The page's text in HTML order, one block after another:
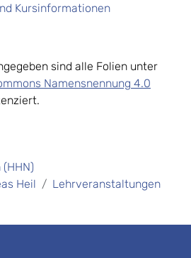
Kursinformationen
sind alle Folien unter
Namensnennung 4.0
Heil
Lehrveranstaltungen